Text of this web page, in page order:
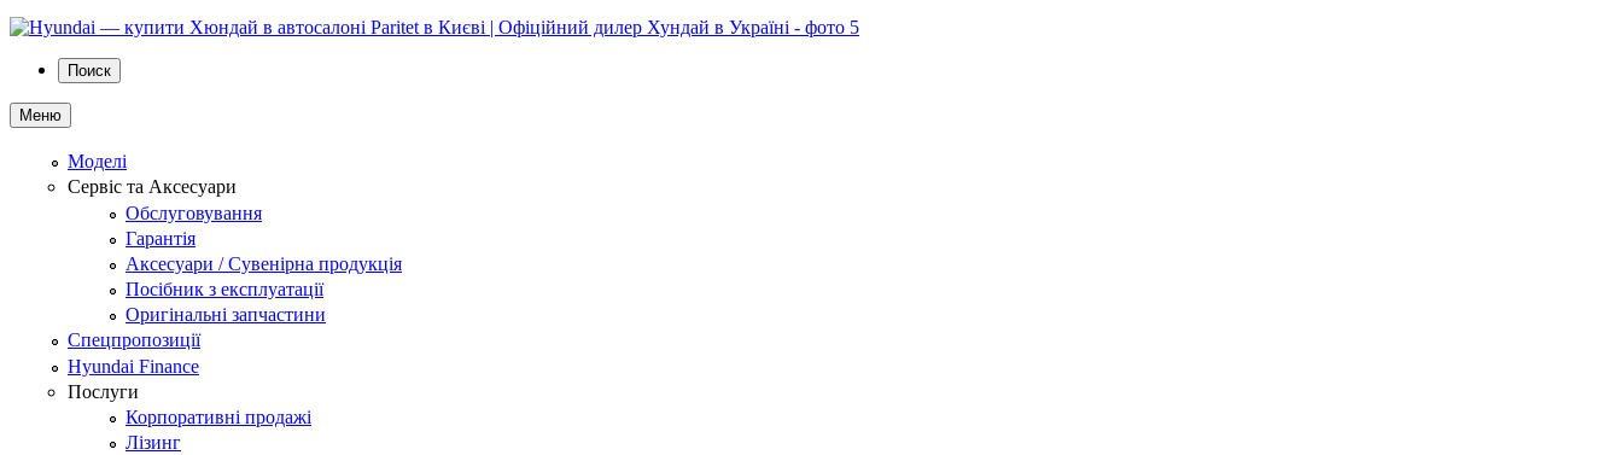
Поиск
Меню
Моделі
Сервіс та Аксесуари
Обслуговування
Гарантія
Аксесуари / Сувенірна продукція
Посібник з експлуатації
Оригінальні запчастини
Спецпропозиції
Hyundai Finance
Послуги
Корпоративні продажі
Лізинг